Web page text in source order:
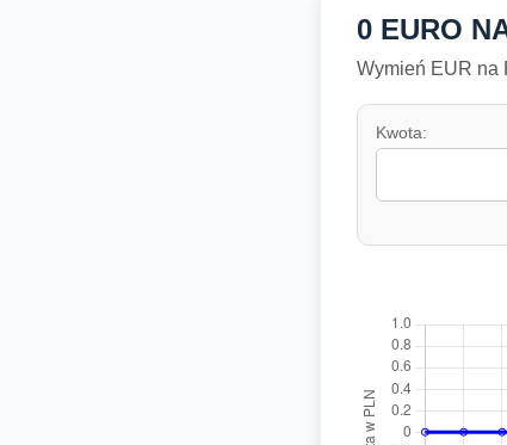
0 EURO
Wymień EUR na
Kwota: